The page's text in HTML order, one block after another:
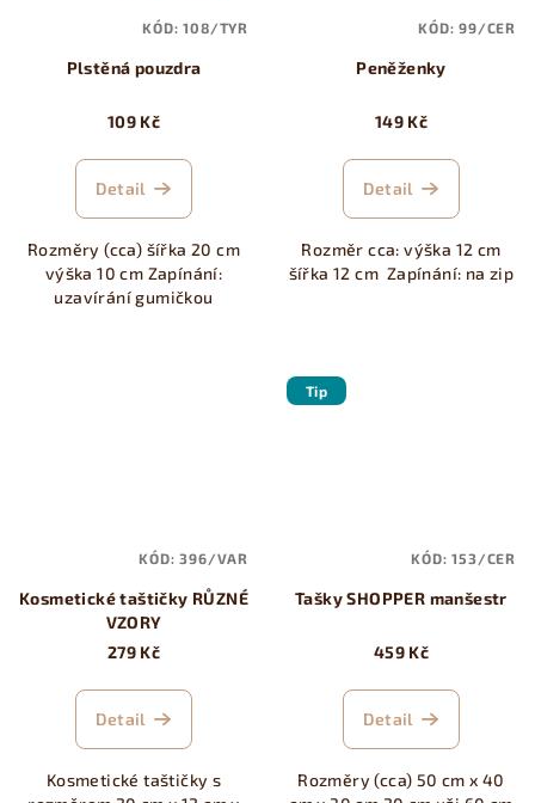
Plstěná pouzdra
109 Kč
Detail
Rozměry (cca) šířka 20 cm
výška 10 cm Zapínání:
uzavírání gumičkou
KÓD:108/TYR
Peněženky
149 Kč
Detail
Rozměr cca: výška 12 cm
šířka 12 cm Zapínání: na zip
KÓD:99/CER
Kosmetické taštičky RŮZNÉ
VZORY
279 Kč
Detail
Kosmetické taštičky s
KÓD:396/VAR
Tip
Tašky SHOPPER manšestr
459 Kč
Detail
Rozměry (cca) 50 cm x 40
KÓD:153/CER